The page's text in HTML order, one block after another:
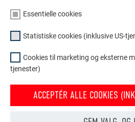
Placér nu målebåndets nulpunkt ved
mål en afstand på 5 m til 4-m-linjen.
hjørnepunktet en ret vinkel.
side-længde-forholdet 3 : 4 : 5 og
vilkårligt mange eller delstykker af
Essentielle cookies
Statistiske cookies (inklusive US-
Cookies til marketing og eksterne
tjenester)
ACCEPTÉR ALLE COOKIES